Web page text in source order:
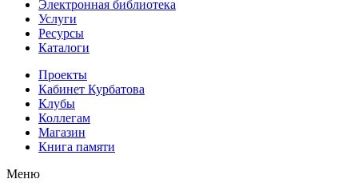
Электронная библиотека
Услуги
Ресурсы
Каталоги
Проекты
Кабинет Курбатова
Клубы
Коллегам
Магазин
Книга памяти
Меню